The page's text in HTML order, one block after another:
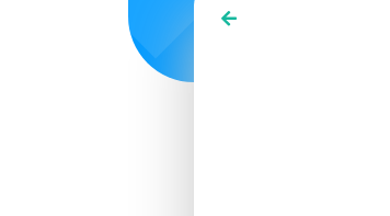
SIGN UP